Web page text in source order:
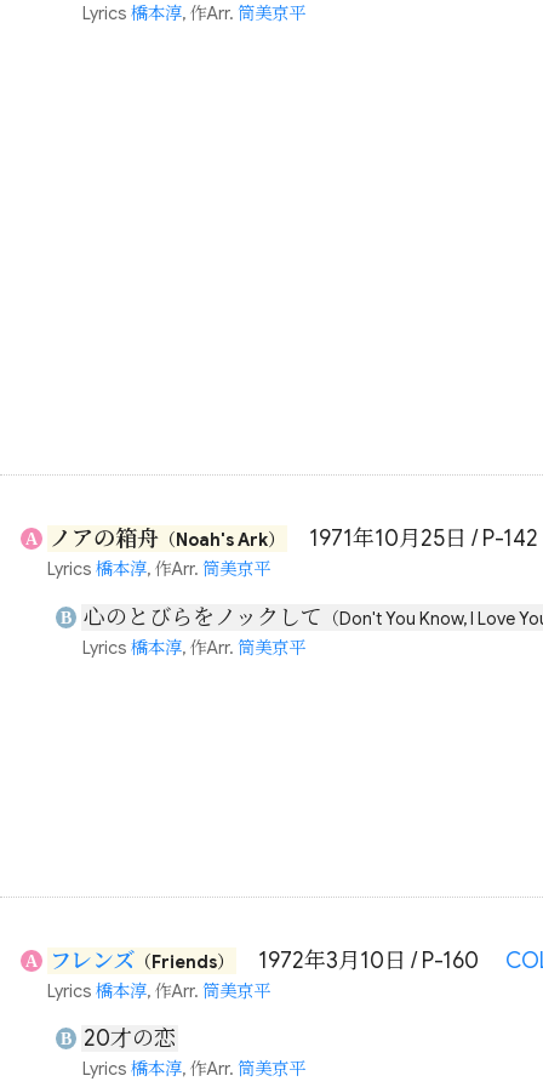
Lyrics 橋本淳, 作Arr. 筒美京平
A ノアの箱舟（Noah's Ark） 1971年10月25日 / P-142
Lyrics 橋本淳, 作Arr. 筒美京平
B 心のとびらをノックして （Don't You Know, I Love
Lyrics 橋本淳, 作Arr. 筒美京平
A フレンズ （Friends） 1972年3月10日 / P-160
Lyrics 橋本淳, 作Arr. 筒美京平
B 20才の恋
Lyrics 橋本淳, 作Arr. 筒美京平